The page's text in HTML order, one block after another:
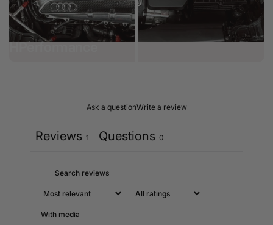
HPerformance
Serie
Ask a questionWrite a review
Reviews 1 Questions 0
With media